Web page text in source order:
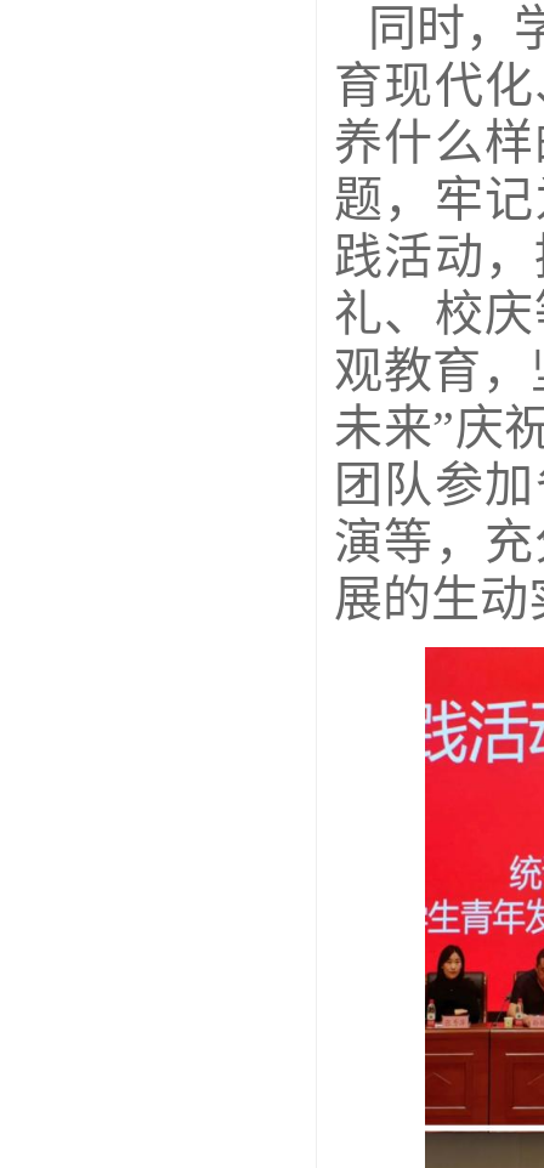
同时，
育现代
养什么
题，牢
践活动
礼、校
观教育
未来”庆
团队参
演等，
展的生动